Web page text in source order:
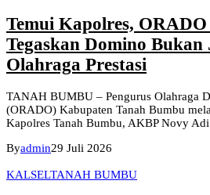
Temui Kapolres,
Tegaskan Domino
Olahraga Prestasi
TANAH BUMBU – Pengurus Olahraga
(ORADO) Kabupaten Tanah Bumbu
Kapolres Tanah Bumbu, AKBP Novy
Byadmin29 Juli 2026
KALSELTANAH BUMBU